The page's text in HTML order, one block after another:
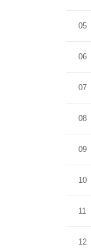
05
06
07
08
09
10
11
12